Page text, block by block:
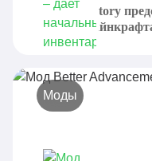
Initial Inventory
мод для
Моды